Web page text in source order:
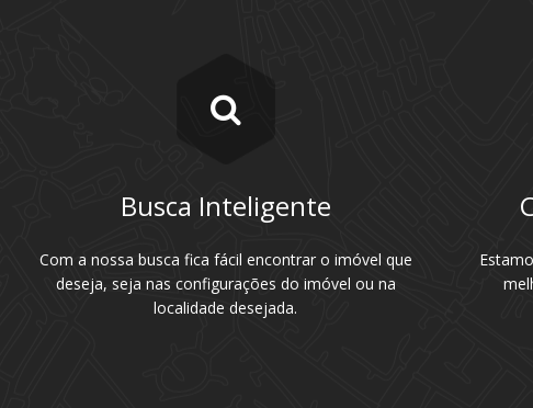
Busca Inteligente
Com a nossa busca fica fácil encontrar o imóvel que
deseja, seja nas configurações do imóvel ou na
localidade desejada.